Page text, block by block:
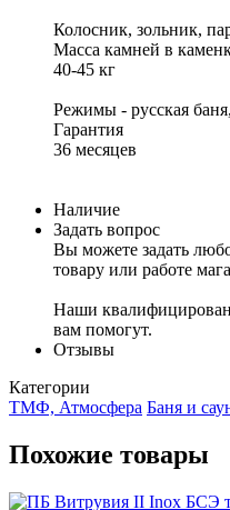
Колосник, зольник,
Масса камней в
40-45 кг
Режимы - русская
Гарантия
36 месяцев
Наличие
Задать вопрос
Вы можете задать
товару или работе
Наши
вам помогут.
Отзывы
Категории
ТМФ, Атмосфера Баня и
Похожие товары